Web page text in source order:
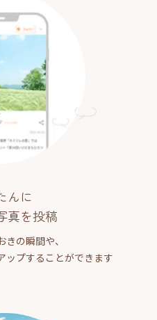
んに
真を投稿
の瞬間や、
ップすることができます